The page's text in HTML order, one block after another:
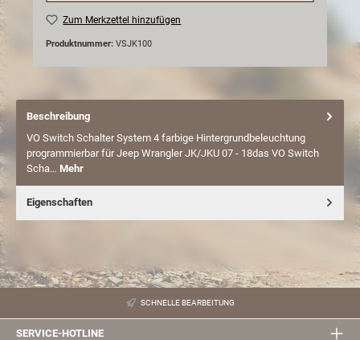
Zum Merkzettel hinzufügen
Produktnummer: VSJK100
Beschreibung
VO Switch Schalter System 4 farbige Hintergrundbeleuchtung
programmierbar für Jeep Wrangler JK/JKU 07 - 18das VO Switch
Scha… Mehr
Eigenschaften
SCHNELLE BEARBEITUNG
SERVICE-HOTLINE